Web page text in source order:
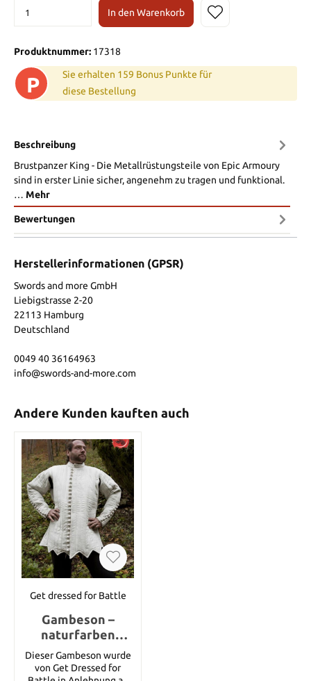
In den Warenkorb
Produktnummer: 17318
P
Sie erhalten 159 Bonus Punkte für
diese Bestellung
Beschreibung
Brustpanzer King - Die Metallrüstungsteile von Epic Armoury
sind in erster Linie sicher, angenehm zu tragen und funktional.
… Mehr
Bewertungen
Herstellerinformationen (GPSR)
Swords and more GmbH
Liebigstrasse 2-20
22113 Hamburg
Deutschland
0049 40 36164963
info@swords-and-more.com
Andere Kunden kauften auch
Get dressed for Battle
Gambeson –
naturfarben
(spätes 14.
Jahrhundert),
Dieser Gambeson wurde
von Get Dressed for